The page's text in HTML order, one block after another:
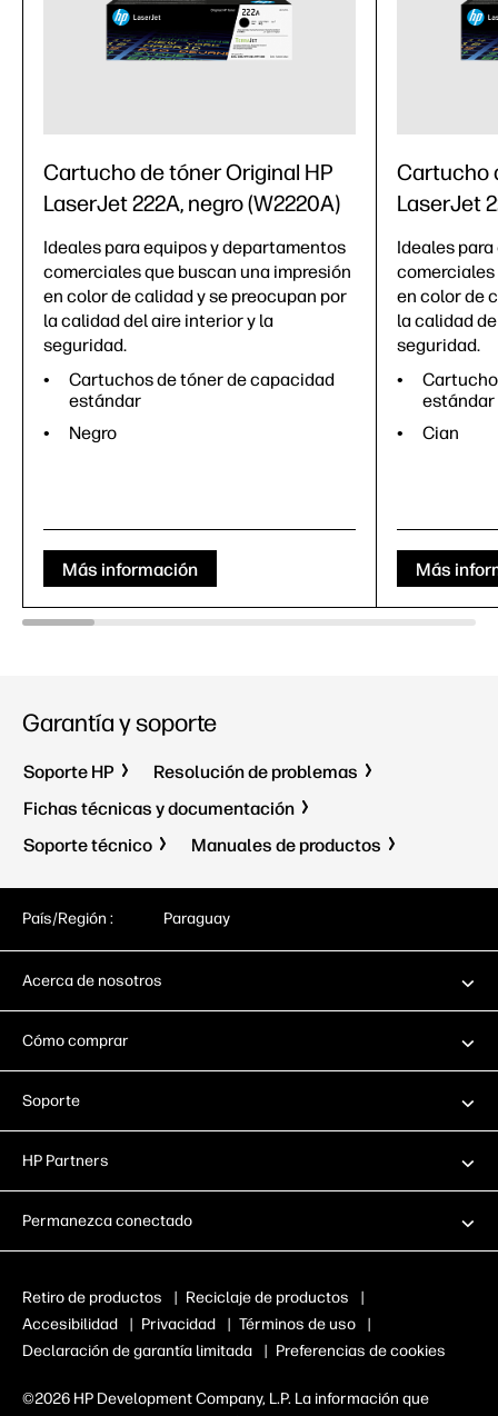
Cartucho de tóner Original HP
LaserJet 222A, negro (W2220A)
Ideales para equipos y departamentos
comerciales que buscan una impresión
en color de calidad y se preocupan por
la calidad del aire interior y la
seguridad.
Cartuchos de tóner de capacidad
estándar
Negro
Más información
Cartucho
LaserJet
Ideales
comerciales
en color de
la calidad
seguridad.
estándar
Cian
Más
Garantía y soporte
Soporte HP
Resolución de problemas
Fichas técnicas y documentación
Soporte técnico
Manuales de productos
País/Región : Paraguay
Acerca de nosotros
Cómo comprar
Soporte
HP Partners
Permanezca conectado
Retiro de productos | Reciclaje de productos
|
Accesibilidad
| Privacidad | Términos de uso
|
Declaración de garantía limitada
| Preferencias de cookies
©2026 HP Development Company, L.P. La información que